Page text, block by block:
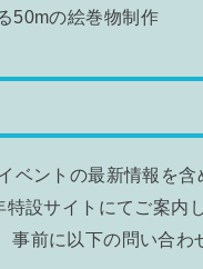
50mの絵巻物制作
ベントの最新情報を
設サイトにてご案内し
前に以下の問い合わ